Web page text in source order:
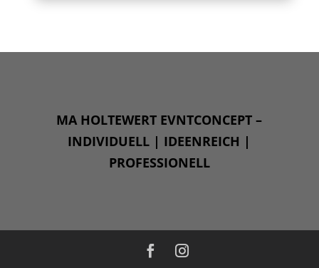
MA HOLTEWERT EVNTCONCEPT –
INDIVIDUELL | IDEENREICH |
PROFESSIONELL